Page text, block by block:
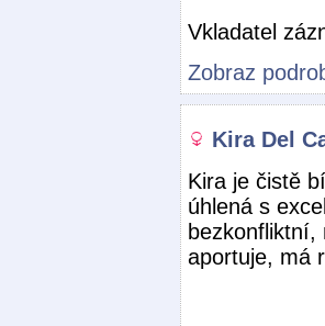
Vkladatel
Zobraz
Kira Del
Kira je čistě
úhlená s
bezkonfliktní,
aportuje, má